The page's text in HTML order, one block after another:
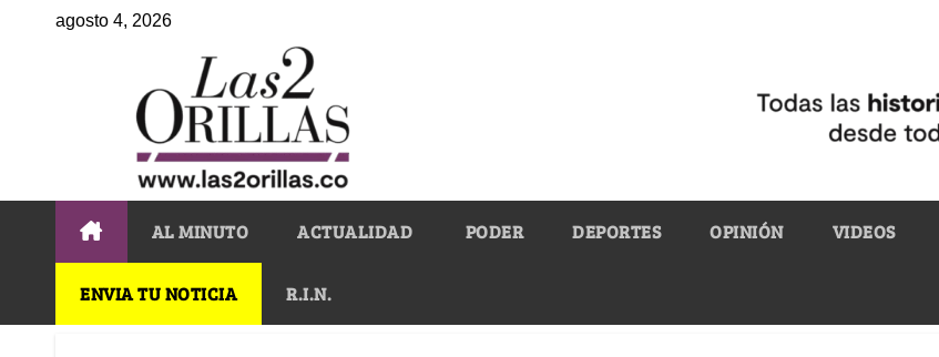
agosto 4, 2026
AL MINUTO ACTUALIDAD PODER DEPORTES OPINIÓN VIDEOS
ENVIA TU NOTICIA R.I.N.